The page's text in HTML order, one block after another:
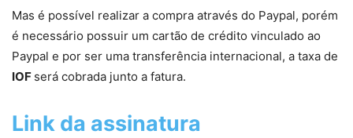
Mas é possível realizar a compra através do Paypal, porém
é necessário possuir um cartão de crédito vinculado ao
Paypal e por ser uma transferência internacional, a taxa de
IOF será cobrada junto a fatura.
Link da assinatura